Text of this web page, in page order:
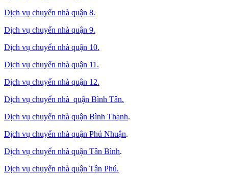
Dịch vụ chuyển nhà quận 8.
Dịch vụ chuyển nhà quận 9.
Dịch vụ chuyển nhà quận 10.
Dịch vụ chuyển nhà quận 11.
Dịch vụ chuyển nhà quận 12.
Dịch vụ chuyển nhà quận Bình Tân.
Dịch vụ chuyển nhà quận Bình Thạnh.
Dịch vụ chuyển nhà quận Phú Nhuận.
Dịch vụ chuyển nhà quận Tân Bình.
Dịch vụ chuyển nhà quận Tân Phú.